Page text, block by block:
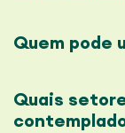
Quem pode
Quais